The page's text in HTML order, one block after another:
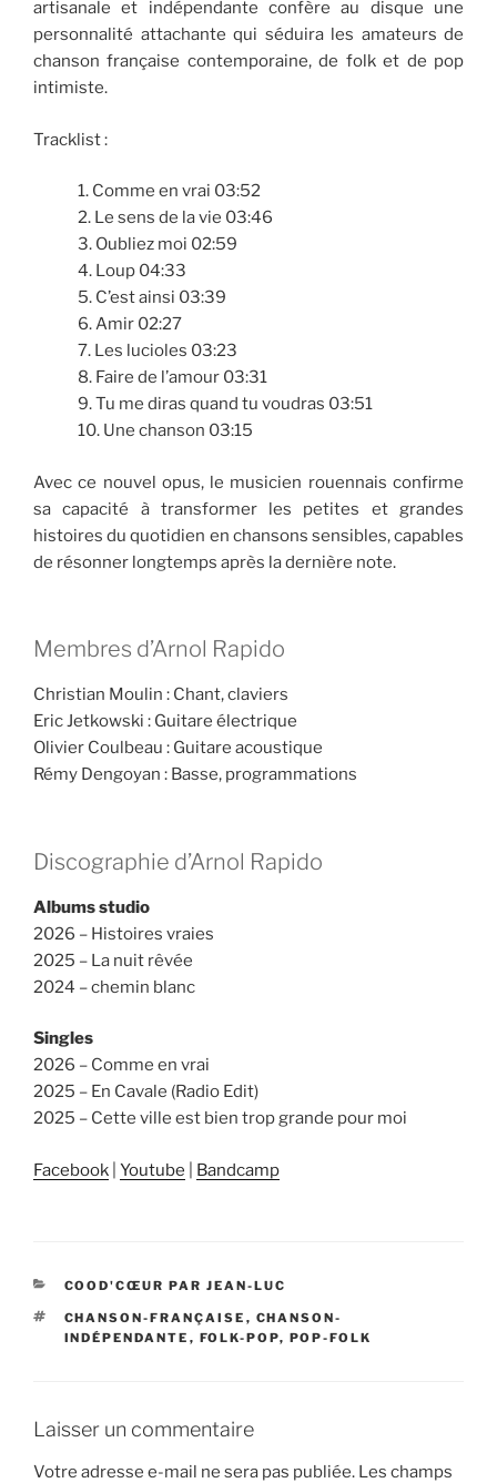
artisanale et indépendante confère au disque une
personnalité attachante qui séduira les amateurs de
chanson française contemporaine, de folk et de pop
intimiste.
Tracklist :
1. Comme en vrai 03:52
2. Le sens de la vie 03:46
3. Oubliez moi 02:59
4. Loup 04:33
5. C’est ainsi 03:39
6. Amir 02:27
7. Les lucioles 03:23
8. Faire de l’amour 03:31
9. Tu me diras quand tu voudras 03:51
10. Une chanson 03:15
Avec ce nouvel opus, le musicien rouennais confirme
sa capacité à transformer les petites et grandes
histoires du quotidien en chansons sensibles, capables
de résonner longtemps après la dernière note.
Membres d’Arnol Rapido
Christian Moulin : Chant, claviers
Eric Jetkowski : Guitare électrique
Olivier Coulbeau : Guitare acoustique
Rémy Dengoyan : Basse, programmations
Discographie d’Arnol Rapido
Albums studio
2026 – Histoires vraies
2025 – La nuit rêvée
2024 – chemin blanc
Singles
2026 – Comme en vrai
2025 – En Cavale (Radio Edit)
2025 – Cette ville est bien trop grande pour moi
Facebook Youtube Bandcamp
CATÉGORIES
COOD'CŒUR PAR JEAN-LUC
ÉTIQUETTES
CHANSON-FRANÇAISE , CHANSON-
INDÉPENDANTE , FOLK-POP, POP-FOLK
Laisser un commentaire
Votre adresse e-mail ne sera pas publiée. Les champs